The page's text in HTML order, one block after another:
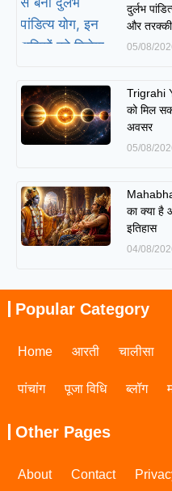
दुर्लभ
और
05/08/
Trigrahi
को मिल
अवसर
05/08/
का क्या है
इतिहास
04/08/
Popular Category
Home आरती चालीसा
पांचांग पूजा विधि ब्लॉग
Other Pages
About Contact